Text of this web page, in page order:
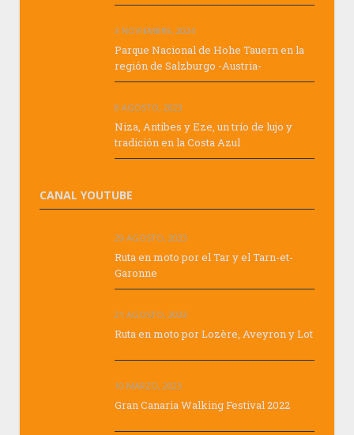
3 NOVIEMBRE, 2024
Parque Nacional de Hohe Tauern en la
región de Salzburgo -Austria-
8 AGOSTO, 2023
Niza, Antibes y Eze, un trío de lujo y
tradición en la Costa Azul
CANAL YOUTUBE
29 AGOSTO, 2023
Ruta en moto por el Tar y el Tarn-et-
Garonne
21 AGOSTO, 2023
Ruta en moto por Lozère, Aveyron y Lot
10 MARZO, 2023
Gran Canaria Walking Festival 2022